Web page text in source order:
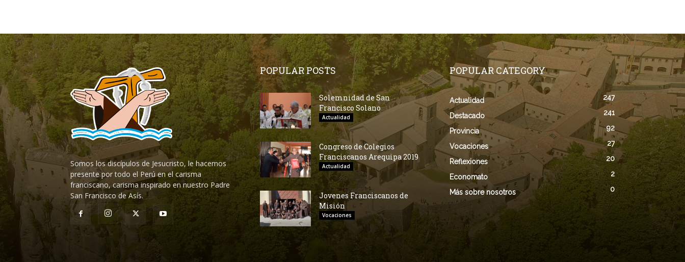
Somos los discípulos de Jesucristo, le hacemos
presente por todo el Perú en el carisma
franciscano, carisma inspirado en nuestro Padre
San Francisco de Asís.
POPULAR POSTS
Solemnidad de San
Francisco Solano
Actualidad
Congreso de Colegios
Franciscanos Arequipa 2019
Actualidad
Jovenes Franciscanos de
Misión
Vocaciones
POPULAR CATEGORY
Actualidad 247
Destacado 241
Provincia 92
Vocaciones 27
Reflexiones 20
Economato 2
Más sobre nosotros 0